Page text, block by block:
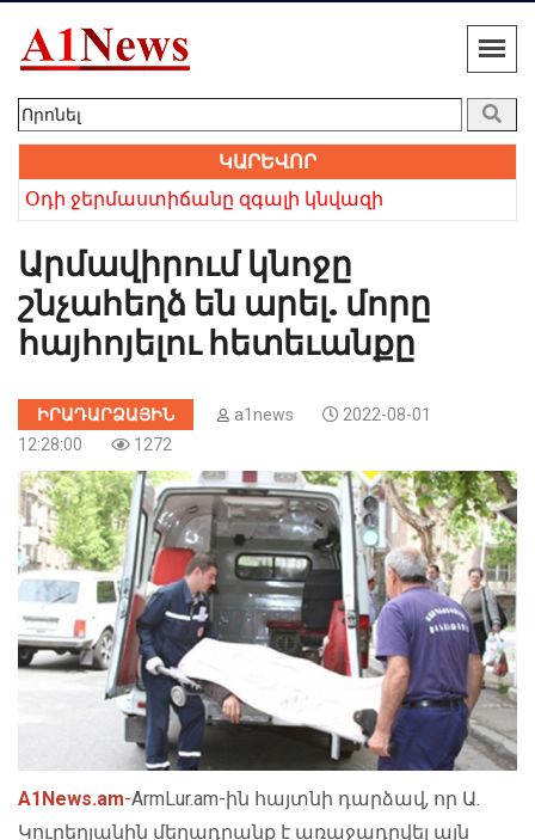
ԿԱՐԵՎՈՐ
Օդի ջերմաստիճանը զգալի կնվազի
Արմավիրում կնոջը
շնչահեղձ են արել. մորը
հայհոյելու հետեւանքը
ԻՐԱԴԱՐՁԱՅԻՆ a1news
2022-08-01
12:28:00
1272
A1News.am-ArmLur.am-ին հայտնի դարձավ, որ Ա.
Կուրեղյանին մեղադրանք է առաջադրվել այն